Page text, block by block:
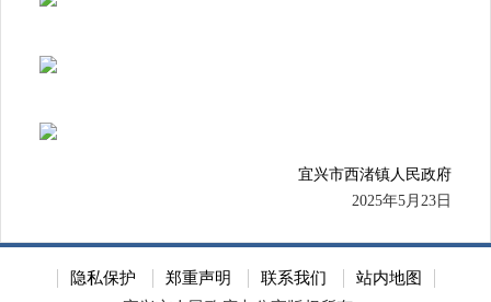
宜兴市西渚镇人民政府
2025年5月23日
隐私保护 郑重声明 联系我们
站内地图